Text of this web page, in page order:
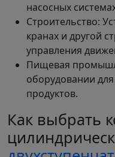
насосных
Строительство:
кранах и другой
управления
Пищевая
оборудовании
продуктов.
Как выбрать